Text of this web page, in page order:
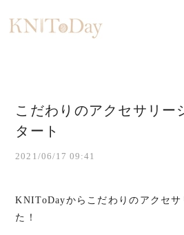
こだわりのアクセサリー
タート
2021/06/17 09:41
KNIToDayからこだわりのアクセサ
た！